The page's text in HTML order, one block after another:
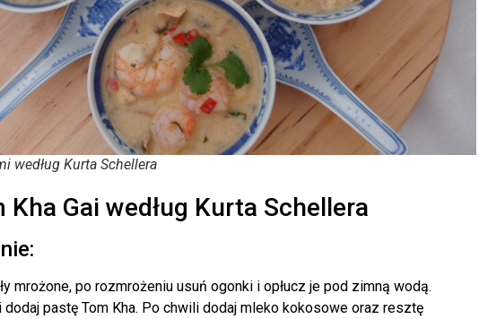
według Kurta Schellera
Kha Gai według Kurta Schellera
mrożone, po rozmrożeniu usuń ogonki i opłucz je pod zimną wodą.
pastę Tom Kha. Po chwili dodaj mleko kokosowe oraz resztę